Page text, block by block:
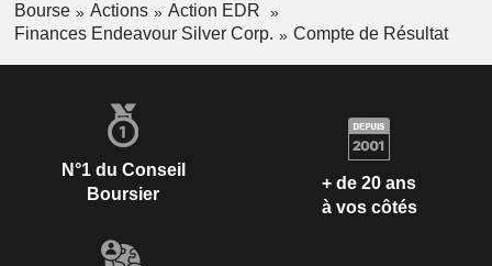
Bourse Actions
Action EDR
Finances Endeavour Silver Corp.
Compte de Résultat
N°1 du Conseil
Boursier
+ de 20 ans
à vos côtés